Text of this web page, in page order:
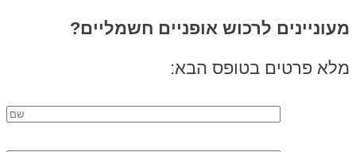
מעוניינים לרכוש אופניים חשמליים?
מלא פרטים בטופס הבא: